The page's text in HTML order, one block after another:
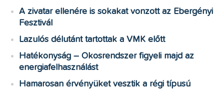
A zivatar ellenére is sokakat vonzott az Ebergényi
Fesztivál
Lazulós délutánt tartottak a VMK előtt
Hatékonyság – Okosrendszer figyeli majd az
energiafelhasználást
Hamarosan érvényüket vesztik a régi típusú